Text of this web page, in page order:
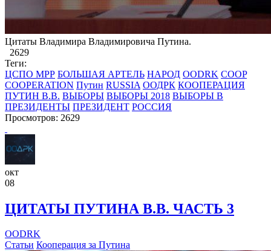
​Цитаты Владимира Владимировича Путина.
2629
Теги:
ЦСПО МРР БОЛЬШАЯ АРТЕЛЬ НАРОД OODRK COOP
COOPERATION Путин RUSSIA ООДРК КООПЕРАЦИЯ
ПУТИН В.В. ВЫБОРЫ ВЫБОРЫ 2018 ВЫБОРЫ В
ПРЕЗИДЕНТЫ ПРЕЗИДЕНТ РОССИЯ
Просмотров: 2629
окт
08
ЦИТАТЫ ПУТИНА В.В. ЧАСТЬ 3
OODRK
Статьи Кооперация за Путина